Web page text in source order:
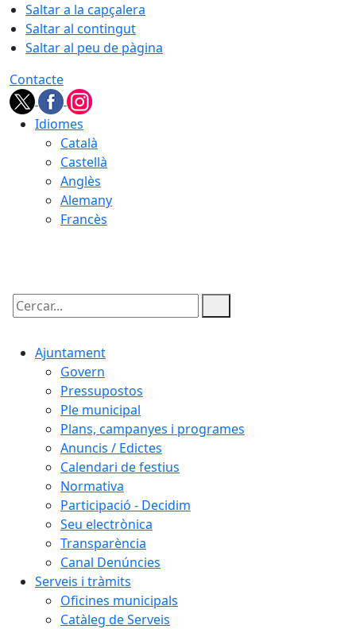
Saltar a la capçalera
Saltar al contingut
Saltar al peu de pàgina
Contacte
Idiomes
Català
Castellà
Anglès
Alemany
Francès
Cercar:
Ajuntament
Govern
Pressupostos
Ple municipal
Plans, campanyes i programes
Anuncis / Edictes
Calendari de festius
Normativa
Participació - Decidim
Seu electrònica
Transparència
Canal Denúncies
Serveis i tràmits
Oficines municipals
Catàleg de Serveis